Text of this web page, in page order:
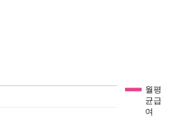
월평
균급
여